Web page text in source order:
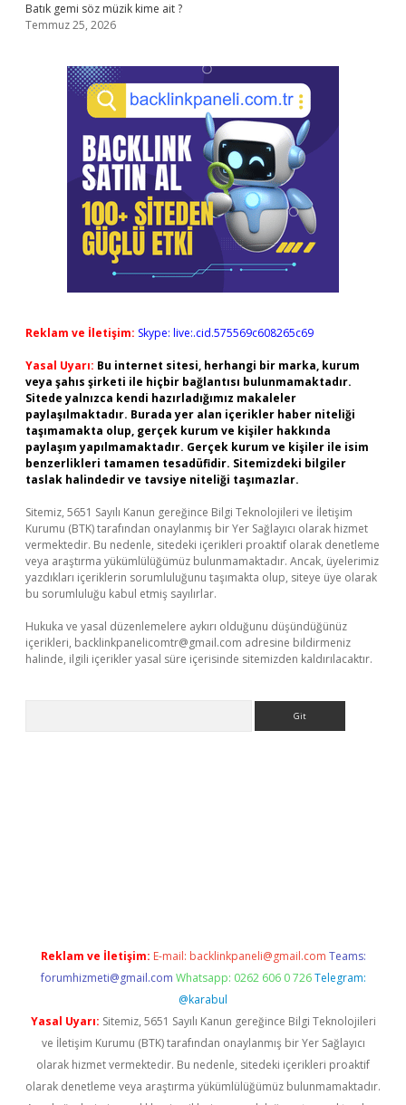
Batık gemi söz müzik kime ait ?
Temmuz 25, 2026
Reklam ve İletişim: Skype: live:.cid.575569c608265c69
Yasal Uyarı: Bu internet sitesi, herhangi bir marka, kurum
veya şahıs şirketi ile hiçbir bağlantısı bulunmamaktadır.
Sitede yalnızca kendi hazırladığımız makaleler
paylaşılmaktadır. Burada yer alan içerikler haber niteliği
taşımamakta olup, gerçek kurum ve kişiler hakkında
paylaşım yapılmamaktadır. Gerçek kurum ve kişiler ile isim
benzerlikleri tamamen tesadüfidir. Sitemizdeki bilgiler
taslak halindedir ve tavsiye niteliği taşımazlar.
Sitemiz, 5651 Sayılı Kanun gereğince Bilgi Teknolojileri ve İletişim
Kurumu (BTK) tarafından onaylanmış bir Yer Sağlayıcı olarak hizmet
vermektedir. Bu nedenle, sitedeki içerikleri proaktif olarak denetleme
veya araştırma yükümlülüğümüz bulunmamaktadır. Ancak, üyelerimiz
yazdıkları içeriklerin sorumluluğunu taşımakta olup, siteye üye olarak
bu sorumluluğu kabul etmiş sayılırlar.
Hukuka ve yasal düzenlemelere aykırı olduğunu düşündüğünüz
içerikleri, backlinkpanelicomtr@gmail.com adresine bildirmeniz
halinde, ilgili içerikler yasal süre içerisinde sitemizden kaldırılacaktır.
Reklam ve İletişim: E-mail: backlinkpaneli@gmail.com Teams:
forumhizmeti@gmail.com Whatsapp: 0262 606 0 726 Telegram:
@karabul
Yasal Uyarı: Sitemiz, 5651 Sayılı Kanun gereğince Bilgi Teknolojileri
ve İletişim Kurumu (BTK) tarafından onaylanmış bir Yer Sağlayıcı
olarak hizmet vermektedir. Bu nedenle, sitedeki içerikleri proaktif
olarak denetleme veya araştırma yükümlülüğümüz bulunmamaktadır.